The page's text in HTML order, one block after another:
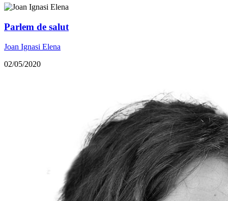
Parlem de salut
Joan Ignasi Elena
02/05/2020